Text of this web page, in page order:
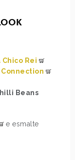
Rei
Beans
e esmalte